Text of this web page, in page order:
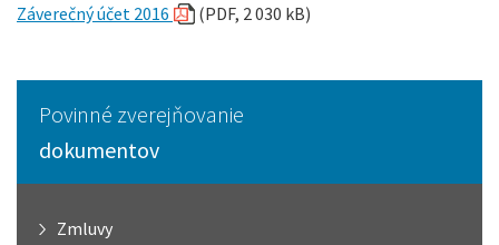
Záverečný účet 2016 (PDF, 2 030 kB)
Povinné zverejňovanie
dokumentov
Zmluvy